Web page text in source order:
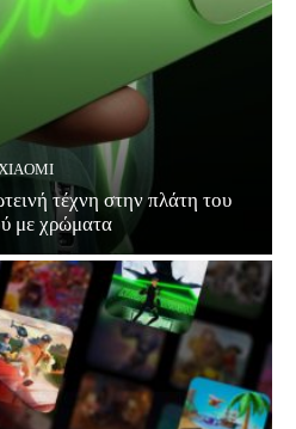
τέχνη στην πλάτη του
με χρώματα